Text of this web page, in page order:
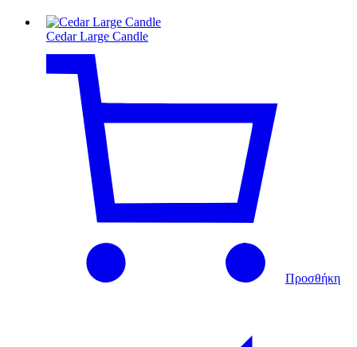
Cedar Large Candle
Προσθήκη